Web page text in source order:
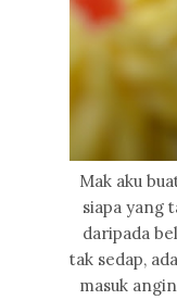
Mak aku
siapa yang
daripada
tak sedap,
masuk